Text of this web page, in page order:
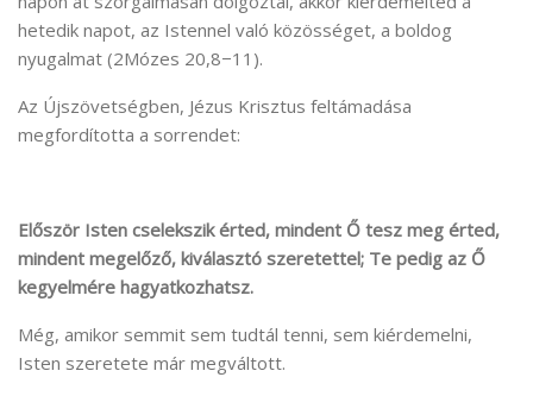
hetedik napot, az Istennel való közösséget, a boldog
nyugalmat (2Mózes 20,8−11).
Az Újszövetségben, Jézus Krisztus feltámadása
megfordította a sorrendet:
Először Isten cselekszik érted, mindent Ő tesz meg érted,
mindent megelőző, kiválasztó szeretettel; Te pedig az Ő
kegyelmére hagyatkozhatsz.
Még, amikor semmit sem tudtál tenni, sem kiérdemelni,
Isten szeretete már megváltott.